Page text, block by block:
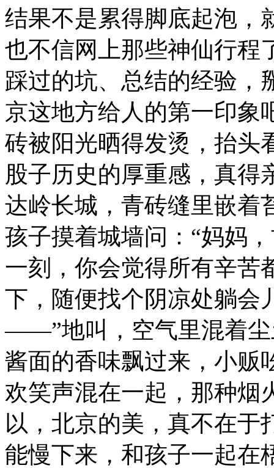
结果不是累得脚底起泡，
也不信网上那些神仙行程
踩过的坑、总结的经验，
京这地方给人的第一印象
砖被阳光晒得发烫，抬
股子历史的厚重感，真得
达岭长城，青砖缝里嵌着
孩子摸着城墙问：“妈妈
一刻，你会觉得所有辛苦
下，随便找个阴凉处躺
——”地叫，空气里混着尘
酱面的香味飘过来，小贩
欢笑声混在一起，那种烟
以，北京的美，真不在于
能慢下来，和孩子一起在